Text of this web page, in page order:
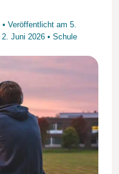
• Veröffentlicht am 5.
2. Juni 2026• Schule